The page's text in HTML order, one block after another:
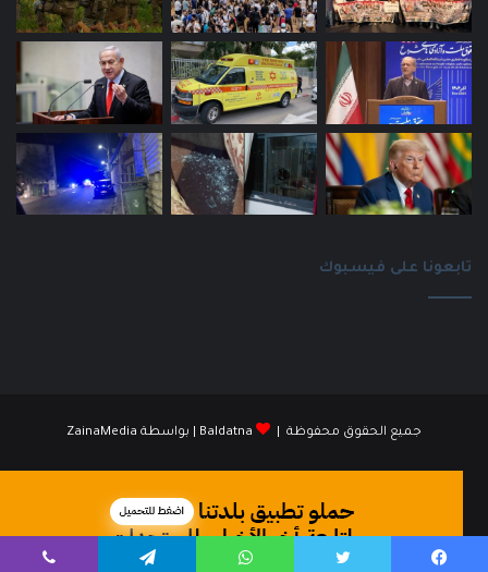
تابعونا على فيسبوك
جميع الحقوق محفوظة | Baldatna | بواسطة ZainaMedia